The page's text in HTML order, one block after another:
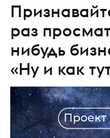
раз
нибудь
«Ну и как